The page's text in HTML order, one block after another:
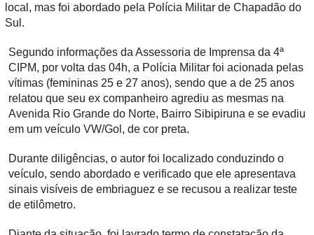
local, mas foi abordado pela Polícia Militar de Chapadão do
Sul.
Segundo informações da Assessoria de Imprensa da 4ª
CIPM, por volta das 04h, a Polícia Militar foi acionada pelas
vítimas (femininas 25 e 27 anos), sendo que a de 25 anos
relatou que seu ex companheiro agrediu as mesmas na
Avenida Rio Grande do Norte, Bairro Sibipiruna e se evadiu
em um veículo VW/Gol, de cor preta.
Durante diligências, o autor foi localizado conduzindo o
veículo, sendo abordado e verificado que ele apresentava
sinais visíveis de embriaguez e se recusou a realizar teste
de etilômetro.